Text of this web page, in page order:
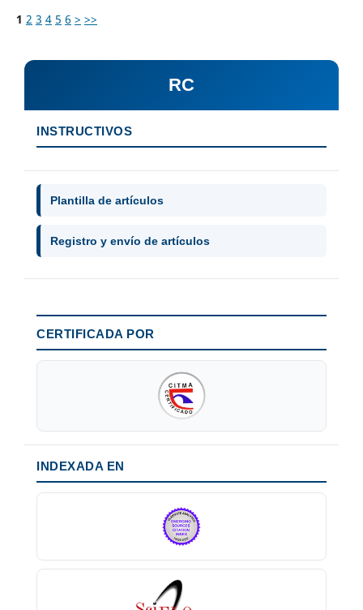
1 2 3 4 5 6 > >>
RC
INSTRUCTIVOS
Plantilla de artículos
Registro y envío de artículos
CERTIFICADA POR
INDEXADA EN